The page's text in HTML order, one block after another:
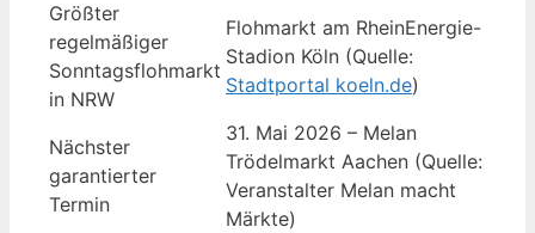
Größter
regelmäßiger
Sonntagsflohmarkt
in NRW
Flohmarkt am RheinEnergie-
Stadion Köln (Quelle:
Stadtportal koeln.de)
Nächster
garantierter
Termin
31. Mai 2026 – Melan
Trödelmarkt Aachen (Quelle:
Veranstalter Melan macht
Märkte)